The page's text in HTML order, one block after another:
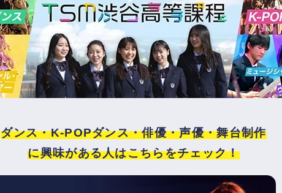
ダンス・K-POPダンス・俳優・声優・舞台制作
に興味がある人はこちらをチェック！